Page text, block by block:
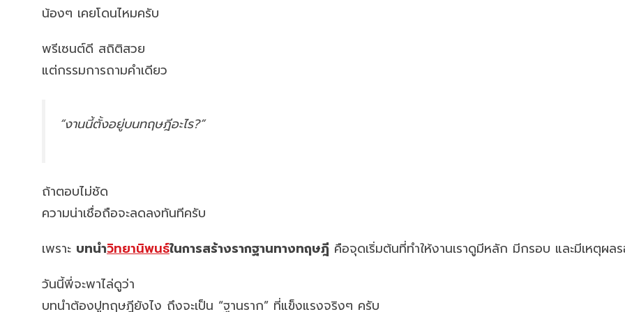
น้องๆ เคยโดนไหมครับ
พรีเซนต์ดี สถิติสวย
แต่กรรมการถามคำเดียว
“งานนี้ตั้งอยู่บนทฤษฎีอะไร?”
ถ้าตอบไม่ชัด
ความน่าเชื่อถือจะลดลงทันทีครับ
เพราะ บทนำวิทยานิพนธ์ในการสร้างรากฐานทางทฤษฎี คือจุดเริ่มต้นที่ทำให้งานเราดูมีหลัก มีกรอบ และมีเหตุผล
วันนี้พี่จะพาไล่ดูว่า
บทนำต้องปูทฤษฎียังไง ถึงจะเป็น “ฐานราก” ที่แข็งแรงจริงๆ ครับ